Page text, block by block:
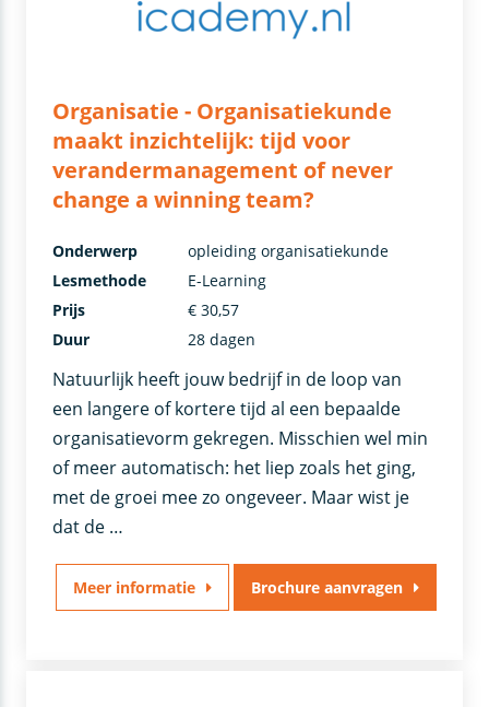
Organisatie - Organisatiekunde
maakt inzichtelijk: tijd voor
verandermanagement of never
change a winning team?
Natuurlijk heeft jouw bedrijf in de loop van
een langere of kortere tijd al een bepaalde
organisatievorm gekregen. Misschien wel min
of meer automatisch: het liep zoals het ging,
met de groei mee zo ongeveer. Maar wist je
dat de …
Onderwerp
opleiding organisatiekunde
Lesmethode
E-Learning
Prijs
€ 30,57
Duur
28 dagen
Meer informatie Brochure aanvragen